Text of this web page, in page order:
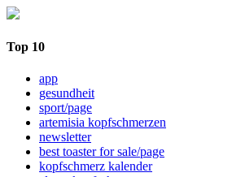
Top 10
app
gesundheit
sport/page
artemisia kopfschmerzen
newsletter
best toaster for sale/page
kopfschmerz kalender